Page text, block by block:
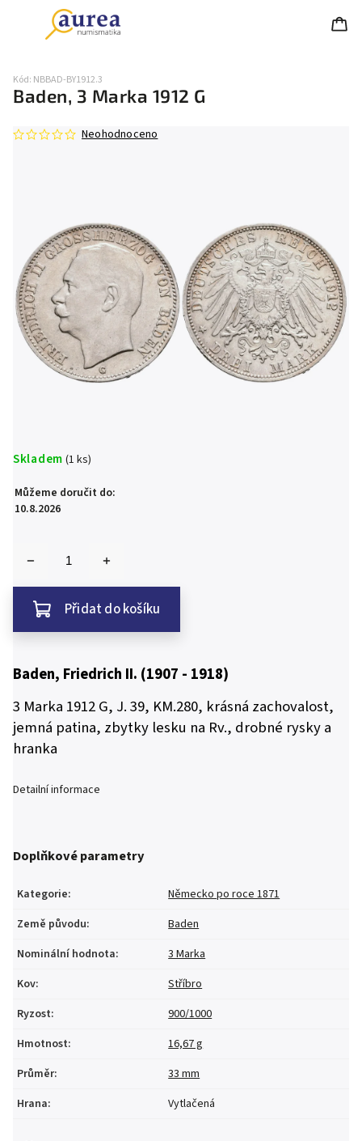
Baden, 3 Marka 1912 G
Kód: NBBAD-BY1912.3
Neohodnoceno
Skladem (1 ks)
Můžeme doručit do:
10.8.2026
Přidat do košíku
Baden, Friedrich II. (1907 - 1918)
3 Marka 1912 G, J. 39, KM.280, krásná zachovalost,
jemná patina, zbytky lesku na Rv., drobné rysky a
hranka
Detailní informace
Doplňkové parametry
Kategorie:
Německo po roce 1871
Země původu:
Baden
Nominální hodnota:
3 Marka
Kov:
Stříbro
Ryzost:
900/1000
Hmotnost:
16,67 g
Průměr:
33 mm
Hrana: Vytlačená